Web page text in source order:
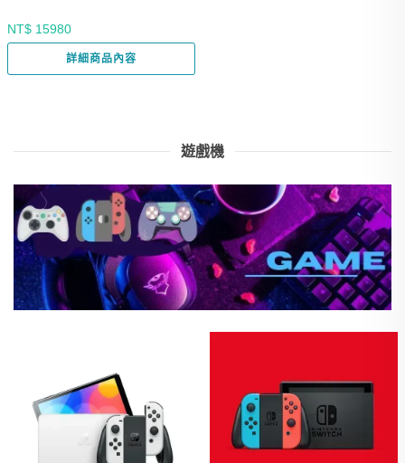
NT$ 15980
詳細商品內容
遊戲機